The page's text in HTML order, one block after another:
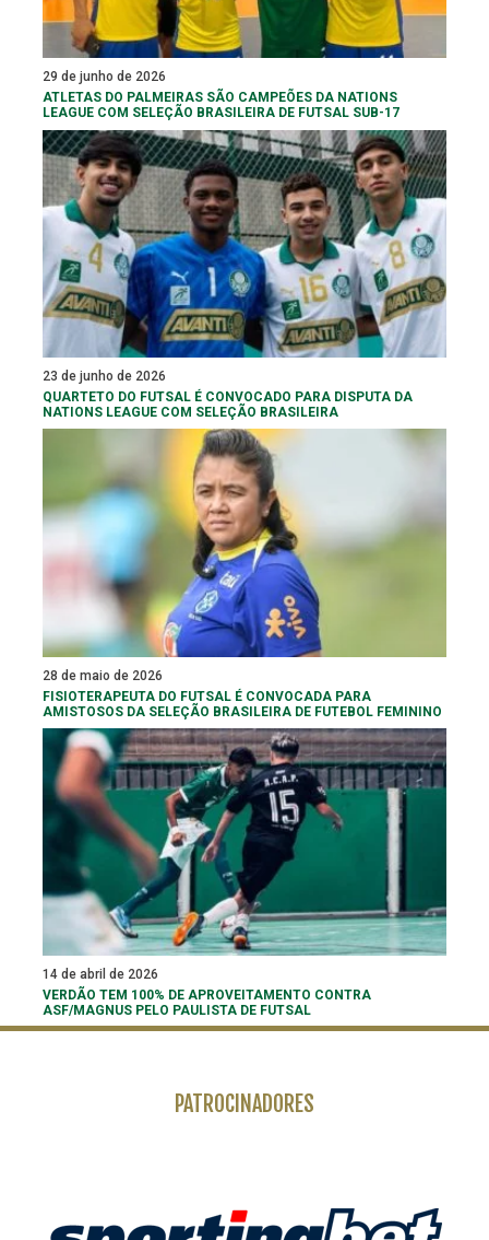
29 de junho de 2026
ATLETAS DO PALMEIRAS SÃO CAMPEÕES DA NATIONS
LEAGUE COM SELEÇÃO BRASILEIRA DE FUTSAL SUB-17
23 de junho de 2026
QUARTETO DO FUTSAL É CONVOCADO PARA DISPUTA DA
NATIONS LEAGUE COM SELEÇÃO BRASILEIRA
28 de maio de 2026
FISIOTERAPEUTA DO FUTSAL É CONVOCADA PARA
AMISTOSOS DA SELEÇÃO BRASILEIRA DE FUTEBOL FEMININO
14 de abril de 2026
VERDÃO TEM 100% DE APROVEITAMENTO CONTRA
ASF/MAGNUS PELO PAULISTA DE FUTSAL
PATROCINADORES